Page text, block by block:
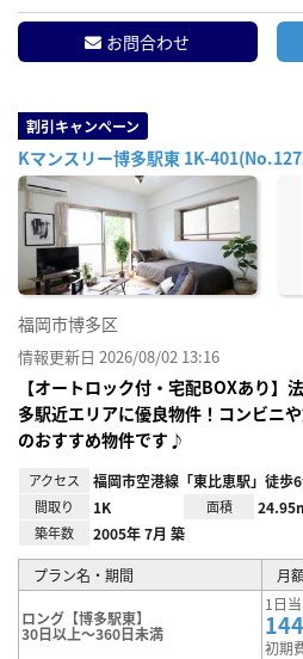
お問合わせ
割引キャンペーン
Kマンスリー博多駅東 1K-
福岡市博多区
情報更新日 2026/08/02 13:16
【オートロック付・宅配BOXあり】
多駅近エリアに優良物件！コンビニ
のおすすめ物件です♪
アクセス 福岡市空港線「東比恵駅」徒歩
間取り 1K 面積
築年数 2005年 7月 築
プラン名・期間 月
ロング【博多駅東】
30日以上～360日未満
1日
初期